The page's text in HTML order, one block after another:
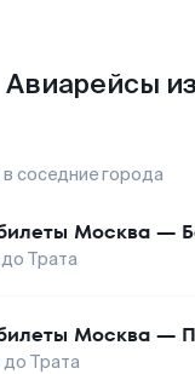
Авиарейсы
соседние города
Москва —
Трата
Москва —
до Трата